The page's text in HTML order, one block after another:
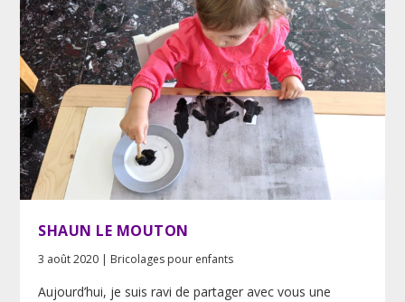
SHAUN LE MOUTON
3 août 2020 | Bricolages pour enfants
Aujourd’hui, je suis ravi de partager avec vous une